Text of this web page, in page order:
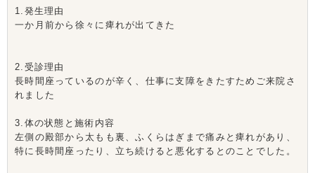
1.発生理由
一か月前から徐々に痺れが出てきた
2.受診理由
長時間座っているのが辛く、仕事に支障をきたすためご来院さ
れました
3.体の状態と施術内容
左側の殿部から太もも裏、ふくらはぎまで痛みと痺れがあり、
特に長時間座ったり、立ち続けると悪化するとのことでした。